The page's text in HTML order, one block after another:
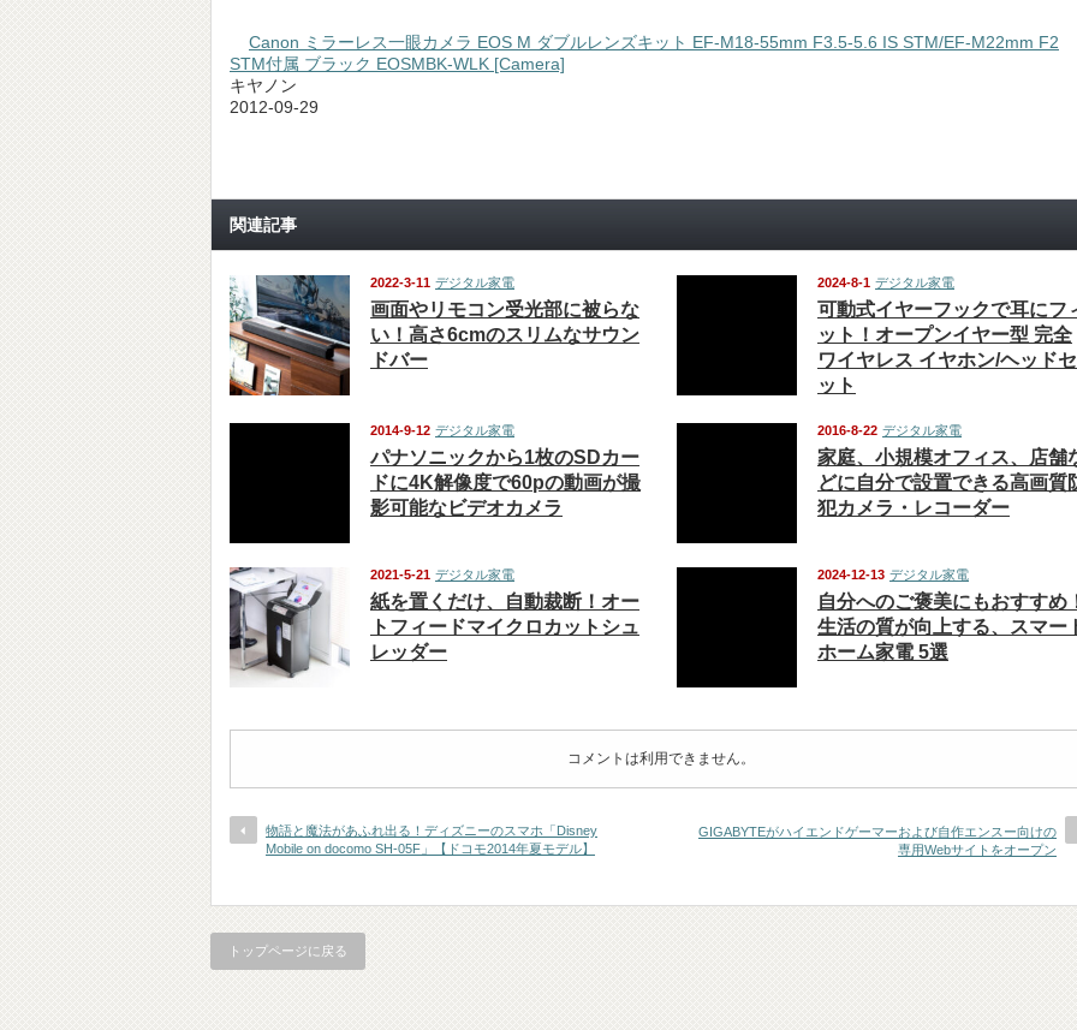
Canon ミラーレス一眼カメラ EOS M ダブルレンズキット EF-M18-55mm F3.5-5.6
STM/EF-M22mm F2 STM付属 ブラック EOSMBK-WLK [Camera]
関連記事
2022-3-11 デジタル家電
画面やリモコン受光部に被らな
い！高さ6cmのスリムなサウン
ドバー
2024-8-1 デジタル家電
可動式イヤーフックで耳にフ
ット！オープンイヤー型 完全
ワイヤレス イヤホン/ヘッドセ
ット
2014-9-12 デジタル家電
パナソニックから1枚のSDカー
ドに4K解像度で60pの動画が撮
影可能なビデオカメラ
2016-8-22 デジタル家電
家庭、小規模オフィス、店舗
どに自分で設置できる高画質
犯カメラ・レコーダー
2021-5-21 デジタル家電
紙を置くだけ、自動裁断！オー
トフィードマイクロカットシュ
レッダー
2024-12-13 デジタル家電
自分へのご褒美にもおすすめ
生活の質が向上する、スマー
ホーム家電 5選
コメントは利用できません。
物語と魔法があふれ出る！ディズニーのスマホ「Disney
Mobile on docomo SH-05F」【ドコモ2014年夏モデル】
GIGABYTEがハイエンドゲーマーおよび自作エンスー向けの
専用Webサイトをオープン
トップページに戻る